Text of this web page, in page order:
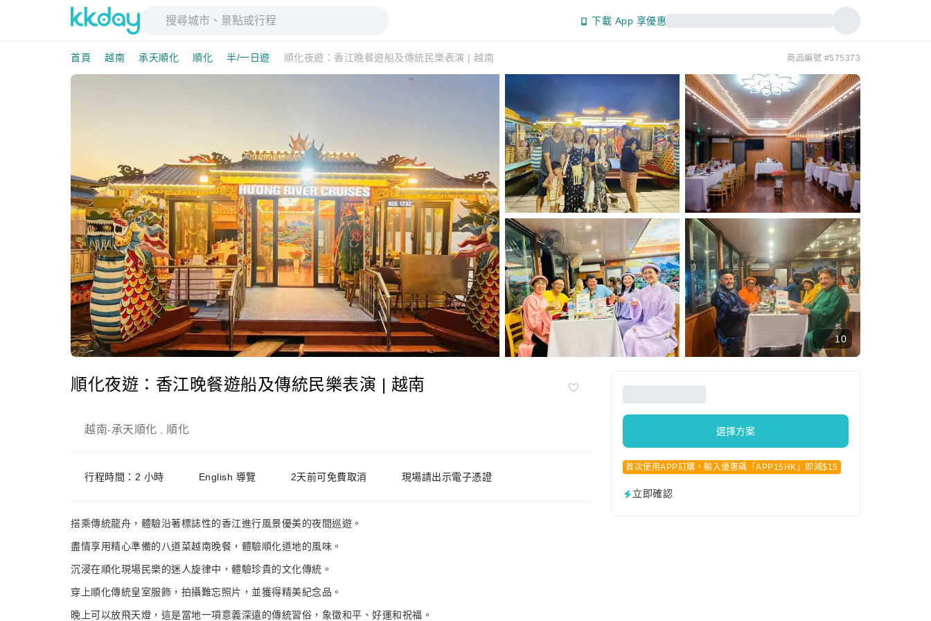
下載 App 享優惠
首頁 越南 承天順化 順化 半/一日遊 順化夜遊：香江晚餐遊船及傳統民樂表演 | 越南 商品編號 #575373
10
順化夜遊：香江晚餐遊船及傳統民樂表演 | 越南
越南-承天順化 順化
行程時間：2 小時 English 導覽 2天前可免費取消 現場請出示電子憑證
搭乘傳統龍舟，體驗沿著標誌性的香江進行風景優美的夜間巡遊。
盡情享用精心準備的八道菜越南晚餐，體驗順化道地的風味。
沉浸在順化現場民樂的迷人旋律中，體驗珍貴的文化傳統。
穿上順化傳統皇室服飾，拍攝難忘照片，並獲得精美紀念品。
晚上可以放飛天燈，這是當地一項意義深遠的傳統習俗，象徵和平、好運和祝福。
選擇方案
首次使用APP訂購，輸入優惠碼「APP15HK」即減$15
立即確認